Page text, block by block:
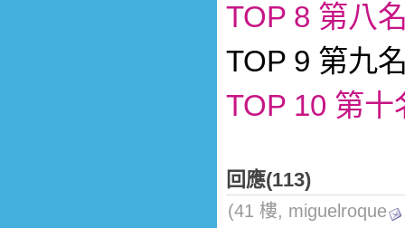
TOP 8 第八
TOP 9 第九
TOP 10 第十
回應(113)
(41 樓, miguelroque